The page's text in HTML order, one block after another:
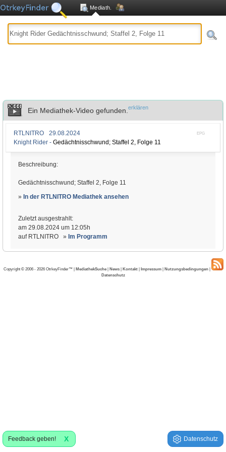
Mediath.
Ein Mediathek-Video gefunden. erklären
EPG
RTLNITRO
29.08.2024
Knight Rider - Gedächtnisschwund; Staffel 2, Folge 11
Beschreibung:
Gedächtnisschwund; Staffel 2, Folge 11
» In der RTLNITRO Mediathek ansehen
Zuletzt ausgestrahlt:
am 29.08.2024 um 12:05h
auf RTLNITRO » Im Programm
Copyright © 2006 - 2026 OtrkeyFinder™ | MediathekSuche | News | Kontakt | Impressum | Nutzungsbedingungen |
Datenschutz
Feedback geben! X Datenschutz